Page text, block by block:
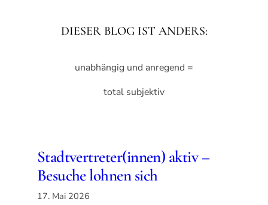
DIESER BLOG IST ANDERS:
unabhängig und anregend =
total subjektiv
Stadtvertreter(innen) aktiv –
Besuche lohnen sich
17. Mai 2026